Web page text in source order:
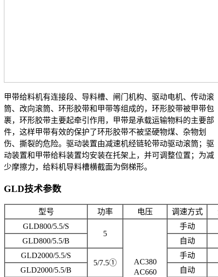
甲带给料机有连接段、导料槽、闸门机构、驱动电机、传动滚
筒、改向滚筒、环形胶带和甲带等组成的，环形胶带被甲带包
裹，环形胶带主要起牵引作用，甲带是承载运输物料的主要部
件，这样甲带有效的保护了环形胶带不被坚硬物煤、杂物划
伤、撕裂的危险。驱动装置由减速机经链轮带动驱动滚筒；驱
动装置和甲带给料装置均安装在托架上，并可调整位置；为减
少摩擦力，给料机导料槽横截面为倒梯形。
GLD技术参数
型号 功率 电压 调速方式
GLD800/5.5/S
5
AC380
AC660
手动
GLD800/5.5/B
自动
GLD2000/5.5/S
5/7.5①
手动
GLD2000/5.5/B
自动